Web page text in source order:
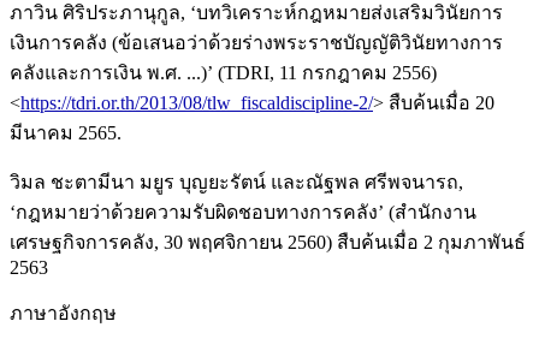
ภาวิน ศิริประภานุกูล, ‘บทวิเคราะห์กฎหมายส่งเสริมวินัยการ
เงินการคลัง (ข้อเสนอว่าด้วยร่างพระราชบัญญัติวินัยทางการ
คลังและการเงิน พ.ศ. ...)’ (TDRI, 11 กรกฎาคม 2556)
<https://tdri.or.th/2013/08/tlw_fiscaldiscipline-2/> สืบค้นเมื่อ 20
มีนาคม 2565.
วิมล ชะตามีนา มยูร บุญยะรัตน์ และณัฐพล ศรีพจนารถ,
‘กฎหมายว่าด้วยความรับผิดชอบทางการคลัง’ (สำนักงาน
เศรษฐกิจการคลัง, 30 พฤศจิกายน 2560) สืบค้นเมื่อ 2 กุมภาพันธ์
2563
ภาษาอังกฤษ